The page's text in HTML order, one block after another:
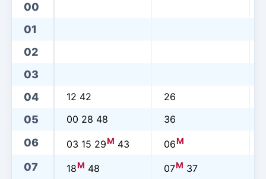
00
01
02
03
04
12 42 26
05 00 28 48 36
06 03 15 29M 43 06M
07 18M 48 07M 37